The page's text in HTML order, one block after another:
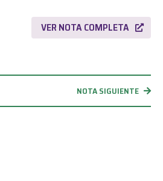
VER NOTA COMPLETA
NOTA SIGUIENTE